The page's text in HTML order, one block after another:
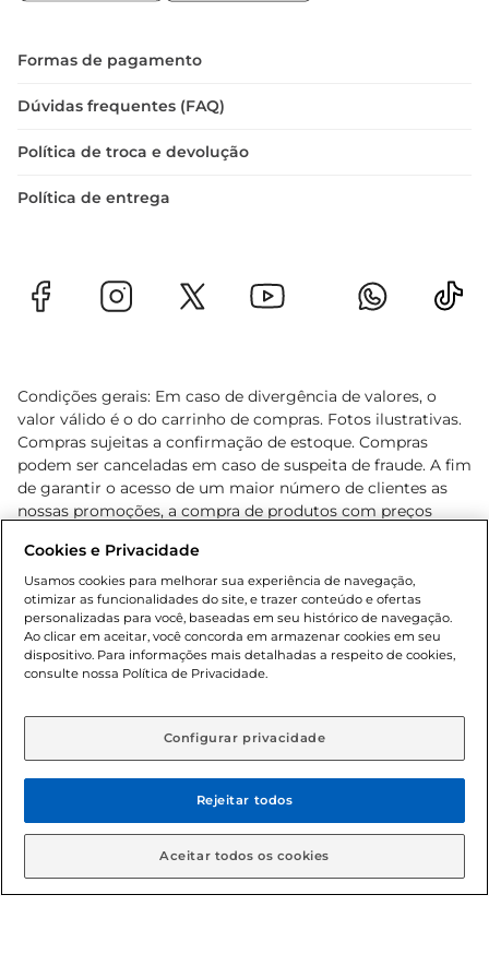
família com pratos deliciosos e cheios de sabor.
Formas de pagamento
Dúvidas frequentes (FAQ)
Política de troca e devolução
Política de entrega
Condições gerais: Em caso de divergência de valores, o
valor válido é o do carrinho de compras. Fotos ilustrativas.
Compras sujeitas a confirmação de estoque. Compras
podem ser canceladas em caso de suspeita de fraude. A fim
de garantir o acesso de um maior número de clientes as
nossas promoções, a compra de produtos com preços
cliente. Os preços, ofertas e condições são exclusivos para
o e-commerce e válidos durante o dia de hoje, podendo
sofrer alterações sem prévia notificação. Proibida a venda
de bebidas alcoólicas para menores de 18 anos, conforme
Lei n.º 8069/90, art. 81, inciso II (Estatuto da Criança e do
Adolescente). Preços e condições exclusivos para o
aviso prévio. O valor mínimo para as compras on-line é de
© 2026 Copyright. Todos os direitos
reservados Gbarbosa.
Cookies e Privacidade
Usamos cookies para melhorar sua experiência de navegação,
otimizar as funcionalidades do site, e trazer conteúdo e ofertas
personalizadas para você, baseadas em seu histórico de navegação.
Ao clicar em aceitar, você concorda em armazenar cookies em seu
dispositivo. Para informações mais detalhadas a respeito de cookies,
consulte nossa Política de Privacidade.
Configurar privacidade
Rejeitar todos
Aceitar todos os cookies